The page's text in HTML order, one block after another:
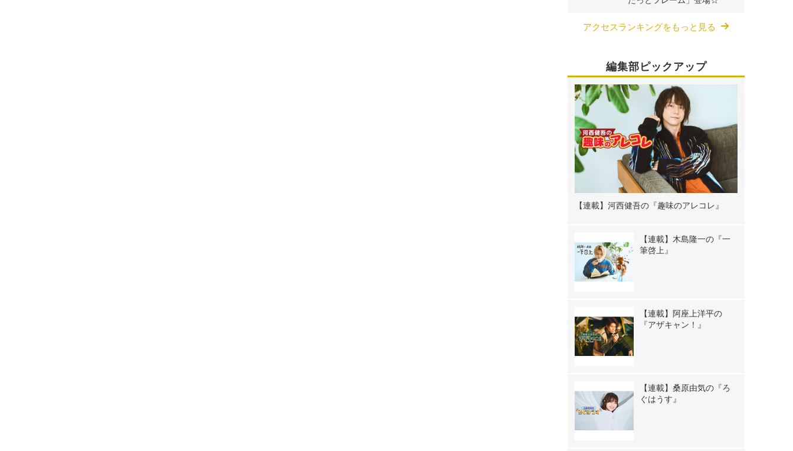
アクセスランキングをもっと見る
編集部ピックアップ
【連載】河西健吾の『趣味のアレコレ』
【連載】木島隆一の『一
筆啓上』
【連載】阿座上洋平の
『アザキャン！』
【連載】桑原由気の『ろ
ぐはうす』